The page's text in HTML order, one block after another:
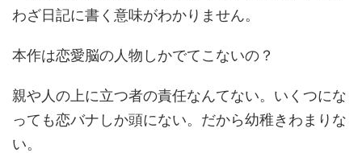
わざ日記に書く意味がわかりません。
本作は恋愛脳の人物しかでてこないの？
親や人の上に立つ者の責任なんてない。いくつにな
っても恋バナしか頭にない。だから幼稚きわまりな
い。